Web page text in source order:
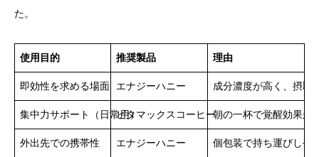
た。
使用目的 推奨製品 理由
即効性を求める場面 エナジーハニー 成分濃度が高く、摂取
集中力サポート（日常用）ビタマックスコーヒー朝の一杯で覚醒効果が
外出先での携帯性 エナジーハニー 個包装で持ち運びしや